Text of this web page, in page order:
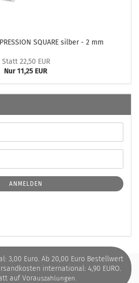
SQUA­RE sil­ber - 2 mm
Statt 22,50 EUR
Nur 11,25 EUR
ANMELDEN
3,00 Euro. Ab 20,00 Euro Bestellwert
international: 4,90 EURO.
auf Vorauszahlungen.